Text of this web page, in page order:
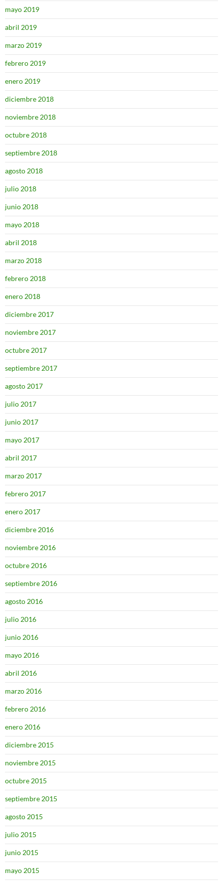
mayo 2019
abril 2019
marzo 2019
febrero 2019
enero 2019
diciembre 2018
noviembre 2018
octubre 2018
septiembre 2018
agosto 2018
julio 2018
junio 2018
mayo 2018
abril 2018
marzo 2018
febrero 2018
enero 2018
diciembre 2017
noviembre 2017
octubre 2017
septiembre 2017
agosto 2017
julio 2017
junio 2017
mayo 2017
abril 2017
marzo 2017
febrero 2017
enero 2017
diciembre 2016
noviembre 2016
octubre 2016
septiembre 2016
agosto 2016
julio 2016
junio 2016
mayo 2016
abril 2016
marzo 2016
febrero 2016
enero 2016
diciembre 2015
noviembre 2015
octubre 2015
septiembre 2015
agosto 2015
julio 2015
junio 2015
mayo 2015